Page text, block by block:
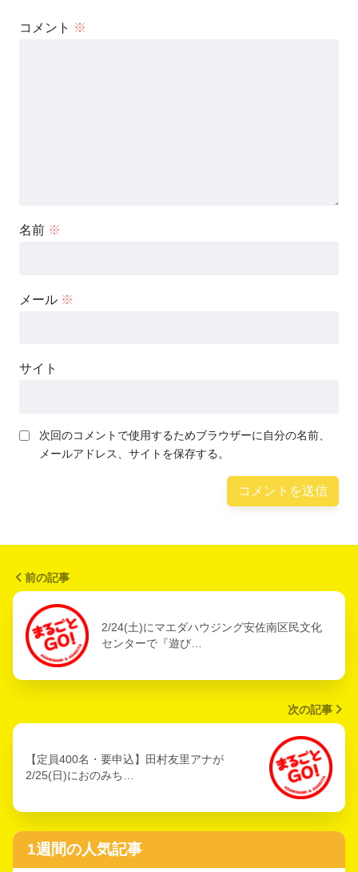
コメント ※
名前 ※
メール ※
サイト
次回のコメントで使用するためブラウザーに自分の名前、
メールアドレス、サイトを保存する。
前の記事
2/24(土)にマエダハウジング安佐南区民文化
センターで『遊び…
次の記事
【定員400名・要申込】田村友里アナが
2/25(日)におのみち…
1週間の人気記事